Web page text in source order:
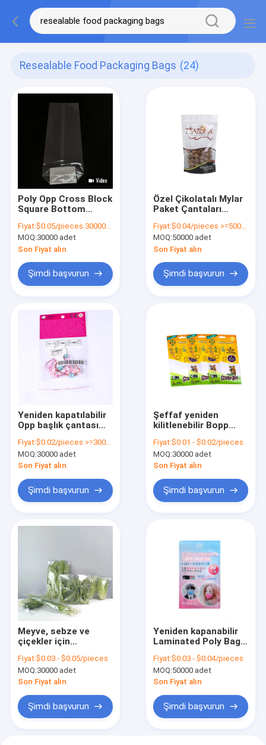
Resealable Food Packaging Bags (24)
Poly Opp Cross Block
Square Bottom
Yeniden Kapanabilir
Gıda Paketleme
Torbaları
Fiyat:$0.05/pieces 30000-299999 pieces
MOQ:30000 adet
Son Fiyat alın
Şimdi başvurun
Özel Çikolatalı Mylar
Paket Çantaları
Kapanabilir Kalk Zip
Kilitli Cüzdan
Fiyat:$0.04/pieces >=50000 pieces
MOQ:50000 adet
Son Fiyat alın
Şimdi başvurun
Yeniden kapatılabilir
Opp başlık çantası
için kendi kendine
yapışkan Opp çantası
ambalajı
Fiyat:$0.02/pieces >=30000 pieces
MOQ:30000 adet
Son Fiyat alın
Şimdi başvurun
Şeffaf yeniden
kilitlenebilir Bopp
Kendine Yapışkan
Plastik Stand Up
Pocket
Fiyat:$0.01 - $0.02/pieces
MOQ:30000 adet
Son Fiyat alın
Şimdi başvurun
Meyve, sebze ve
çiçekler için
solunumlu ve şeffaf
mikroporozlu
ambalaj torbaları
Fiyat:$0.03 - $0.05/pieces
MOQ:30000 adet
Son Fiyat alın
Şimdi başvurun
Yeniden kapanabilir
Laminated Poly Bag
Dükkan Paketi
Fiyat:$0.03 - $0.04/pieces
MOQ:50000 adet
Son Fiyat alın
Şimdi başvurun